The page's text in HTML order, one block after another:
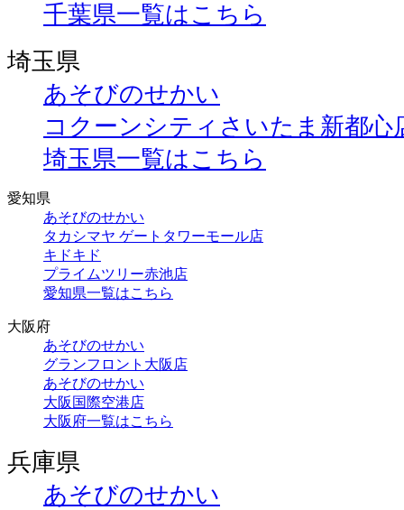
千葉県一覧はこちら
埼玉県
あそびのせかい
コクーンシティさいたま新都心
埼玉県一覧はこちら
愛知県
あそびのせかい
タカシマヤ ゲートタワーモール店
キドキド
プライムツリー赤池店
愛知県一覧はこちら
大阪府
あそびのせかい
グランフロント大阪店
あそびのせかい
大阪国際空港店
大阪府一覧はこちら
兵庫県
あそびのせかい